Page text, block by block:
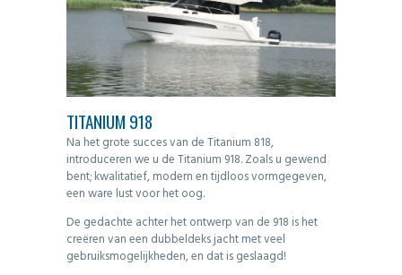
TITANIUM 918
Na het grote succes van de Titanium 818,
introduceren we u de Titanium 918. Zoals u gewend
bent; kwalitatief, modern en tijdloos vormgegeven,
een ware lust voor het oog.
De gedachte achter het ontwerp van de 918 is het
creëren van een dubbeldeks jacht met veel
gebruiksmogelijkheden, en dat is geslaagd!